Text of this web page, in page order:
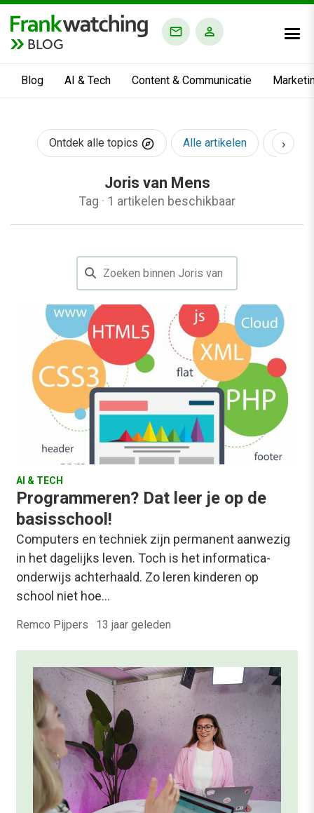
BLOG
Blog AI & Tech Content & Communicatie
Ontdek alle topics Alle artikelen AI &
›
Joris van Mens
Tag · 1 artikelen beschikbaar
AI & TECH
Programmeren? Dat leer je op de
basisschool!
Computers en techniek zijn permanent aanwezig
in het dagelijks leven. Toch is het informatica-
onderwijs achterhaald. Zo leren kinderen op
school niet hoe…
Remco Pijpers · 13 jaar geleden